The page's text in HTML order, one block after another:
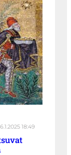
6.1.2025 18:49